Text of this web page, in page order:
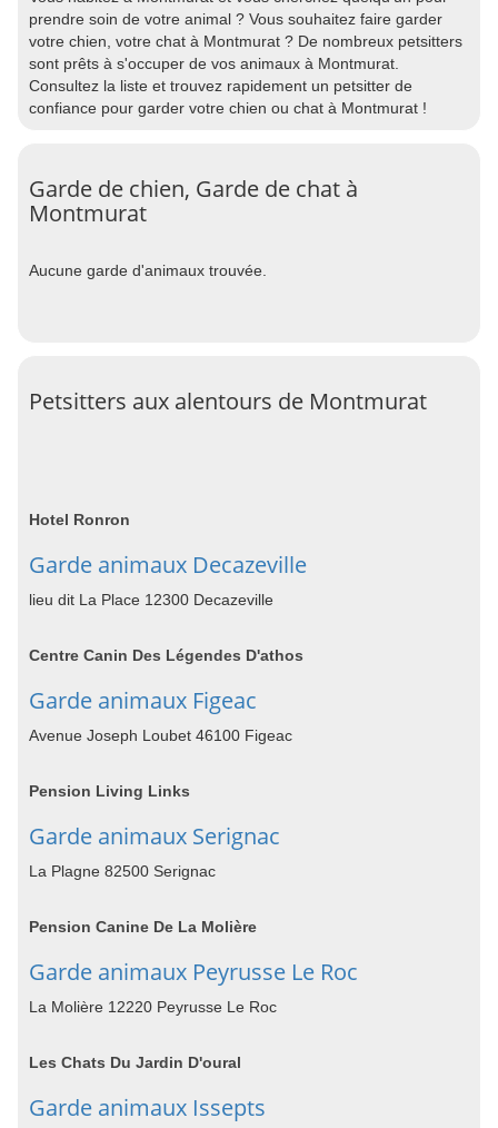
prendre soin de votre animal ? Vous souhaitez faire garder
votre chien, votre chat à Montmurat ? De nombreux petsitters
sont prêts à s'occuper de vos animaux à Montmurat.
Consultez la liste et trouvez rapidement un petsitter de
confiance pour garder votre chien ou chat à Montmurat !
Garde de chien, Garde de chat à
Montmurat
Aucune garde d'animaux trouvée.
Petsitters aux alentours de Montmurat
Hotel Ronron
Garde animaux Decazeville
lieu dit La Place 12300 Decazeville
Centre Canin Des Légendes D'athos
Garde animaux Figeac
Avenue Joseph Loubet 46100 Figeac
Pension Living Links
Garde animaux Serignac
La Plagne 82500 Serignac
Pension Canine De La Molière
Garde animaux Peyrusse Le Roc
La Molière 12220 Peyrusse Le Roc
Les Chats Du Jardin D'oural
Garde animaux Issepts